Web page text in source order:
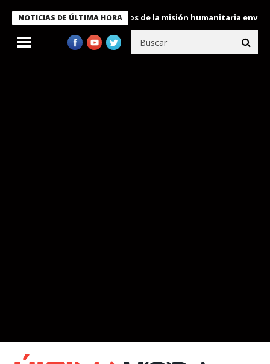
NOTICIAS DE ÚLTIMA HORA
condecora a miembros de la misión humanitaria enviada a